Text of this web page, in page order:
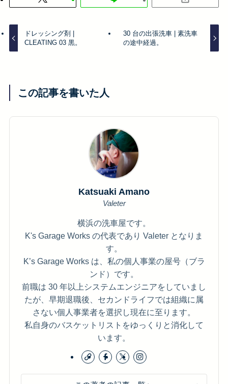
ドレッシング剤 |
CLEATING 03 黒。
30 台の出張洗車 | 素洗車
の途中経過。
この記事を書いた人
Katsuaki Amano
Valeter
横浜の洗車屋です。
K's Garage Works の代表であり Valeter となりま
す。
K’s Garage Works は、私の個人事業の屋号（ブラ
ンド）です。
前職は 30 年以上システムエンジニアをしていまし
たが、早期退職後、セカンドライフでは組織に属
さない個人事業者を選択し現在に至ります。
私自身のバスケットリストをゆっくりと消化して
います。